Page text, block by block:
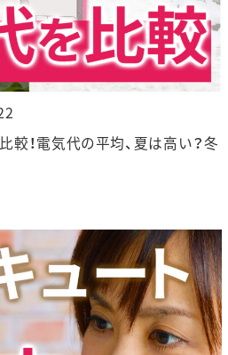
！電気代の平均、夏は高い？冬